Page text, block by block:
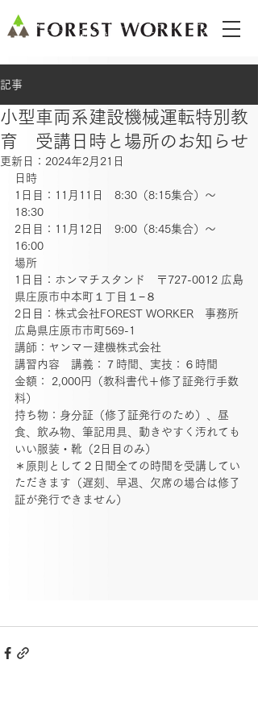
記事
小型車両系建設機械運転特別教
育 受講日時と場所のお知らせ
更新日： 2024年2月21日
日時
1日目：11月11日　8:30（8:15集合）〜
18:30
2日目：11月12日　9:00（8:45集合）〜
16:00
場所
1日目：ホンマチスタンド　〒727-0012 広島
県庄原市中本町１丁目１−８
2日目：株式会社FOREST WORKER　事務所
広島県庄原市市町569-1
講師：ヤンマー建機株式会社
講習内容　講義：７時間、実技：６時間
金額： 2,000円（教科書代＋修了証発行手数
料）
持ち物：身分証（修了証発行のため）、昼
食、飲み物、筆記用具、動きやすく汚れても
いい服装・靴（2日目のみ）
＊原則として２日間全ての時間を受講してい
ただきます（遅刻、早退、欠席の場合は修了
証が発行できません）